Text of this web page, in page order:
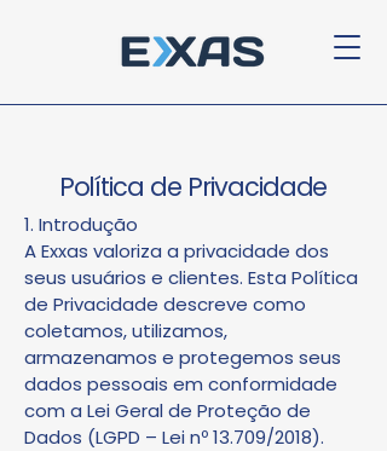
Política de Privacidade
1. Introdução
A Exxas valoriza a privacidade dos
seus usuários e clientes. Esta Política
de Privacidade descreve como
coletamos, utilizamos,
armazenamos e protegemos seus
dados pessoais em conformidade
com a Lei Geral de Proteção de
Dados (LGPD – Lei nº 13.709/2018).